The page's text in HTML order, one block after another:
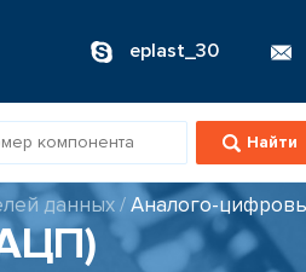
eplast_30
данных/Аналого-